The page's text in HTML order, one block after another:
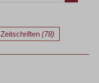
Zeitschriften (78)